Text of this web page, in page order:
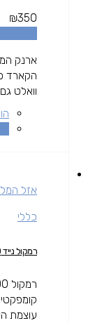
₪350
הקארד
וואלט
אזל
כללי
רמקול נייד Monster SuperStar S300 בלוטוס – שחור
עוצמת